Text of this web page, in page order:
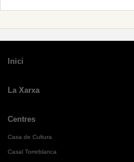
Inici
La Xarxa
Centres
Casa de Cultura
Casal Torreblanca